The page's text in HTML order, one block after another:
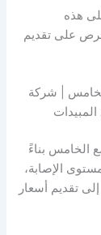
هذه
على تقديم
| شركة
الخامس بناءً
الإصابة،
تقديم أسعار